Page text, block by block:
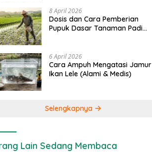
8 April 2026
Dosis dan Cara Pemberian
Pupuk Dasar Tanaman Padi
6 April 2026
Cara Ampuh Mengatasi Jamur
Ikan Lele (Alami & Medis)
Selengkapnya
Lain Sedang Membaca